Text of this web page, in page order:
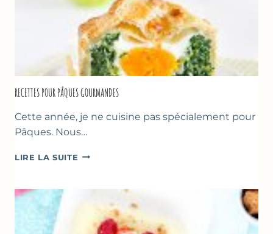
RECETTES POUR PÂQUES GOURMANDES
Cette année, je ne cuisine pas spécialement pour
Pâques. Nous…
LIRE LA SUITE RECETTES
GOURMANDES